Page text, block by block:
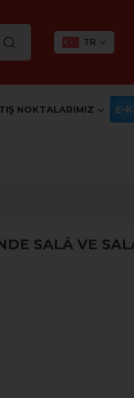
TR
NOKTALARIMIZ E-
SALÂ VE